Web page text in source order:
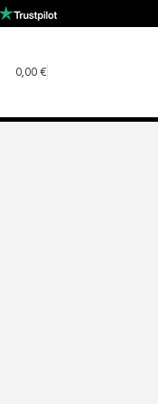
0,00 €